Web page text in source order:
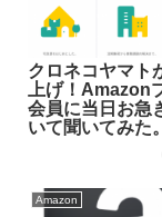
クロネコヤマト
上げ！Amazon
会員に当日お急
いて聞いてみた。
Amazon